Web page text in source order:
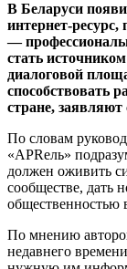
В Беларуси
интернет-
—
стать
диалоговой
способствовать
стране, заявляют
По словам
«АPRель»
должен оживить
сообществе, дать
общественностью
По мнению
недавнего